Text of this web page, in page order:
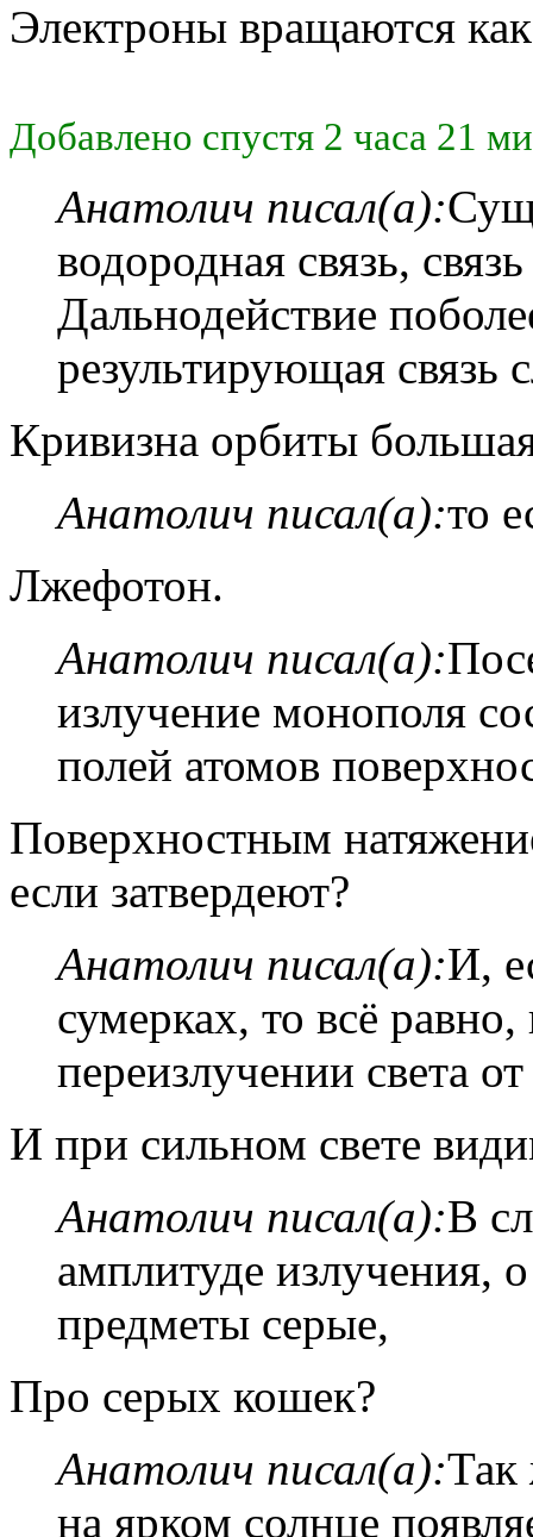
Электроны вращаются
Добавлено спустя 2 часа 21
Анатолич писал(а):
водородная связь,
Дальнодействие
результирующая связь
Кривизна орбиты
Анатолич писал(а):то
Лжефотон.
Анатолич писал(а):
излучение монополя
полей атомов
Поверхностным
если затвердеют?
Анатолич писал(а):И,
сумерках, то всё
переизлучении света
И при сильном свете
Анатолич писал(а):В
амплитуде излучения,
предметы серые,
Про серых кошек?
Анатолич писал(а):Так
на ярком солнце